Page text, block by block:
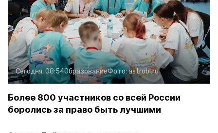
Сегодня, 08:54ОбразованиеФото:astrobl.ru
Более 800 участников со всей России
боролись за право быть лучшими